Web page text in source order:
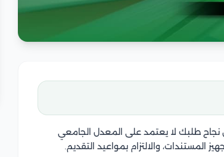
نجاح طلبك لا يعتمد على المعدل الجامعي
المستندات، والالتزام بمواعيد التقديم.